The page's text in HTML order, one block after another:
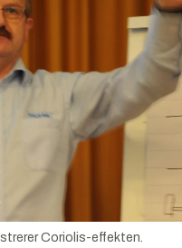
Coriolis-effekten.